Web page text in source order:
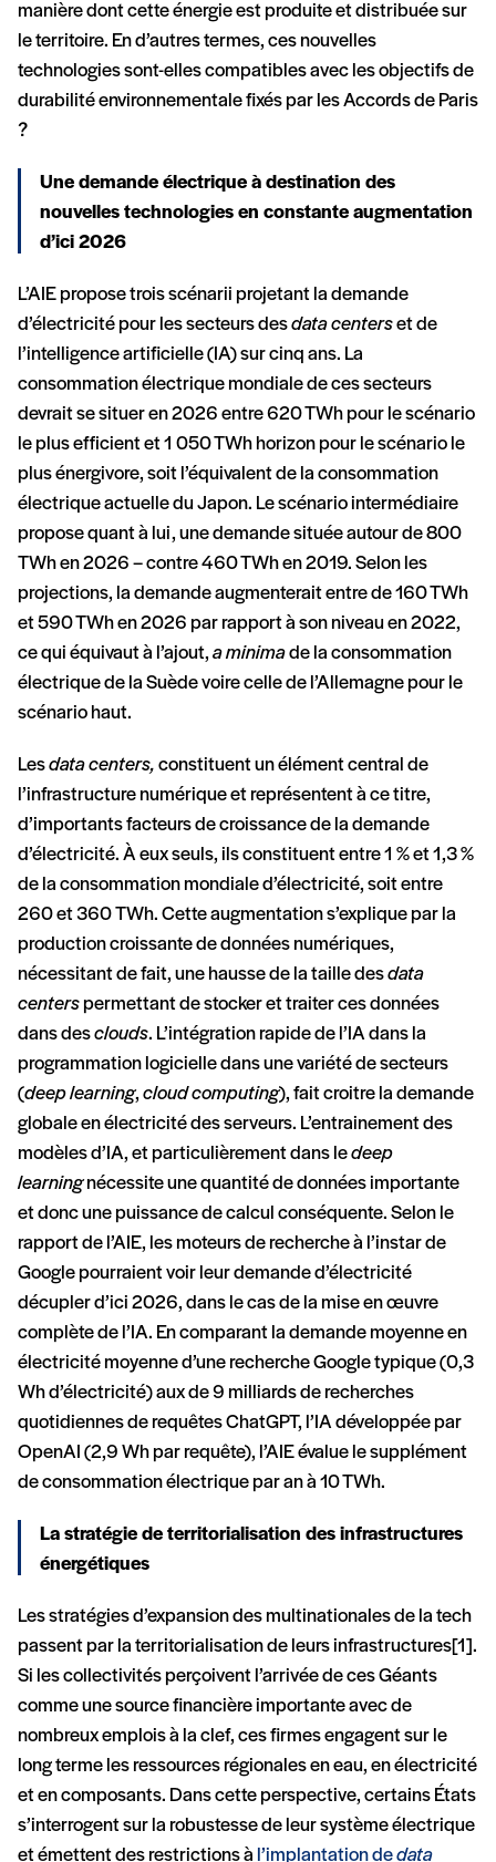
manière dont cette énergie est produite et distribuée sur
le territoire. En d’autres termes, ces nouvelles
technologies sont-elles compatibles avec les objectifs de
durabilité environnementale fixés par les Accords de Paris
?
Une demande électrique à destination des
nouvelles technologies en constante augmentation
d’ici 2026
L’AIE propose trois scénarii projetant la demande
d’électricité pour les secteurs desdata centerset de
l’intelligence artificielle (IA) sur cinq ans. La
consommation électrique mondiale de ces secteurs
devrait se situer en 2026 entre 620 TWh pour le scénario
le plus efficient et 1 050 TWh horizon pour le scénario le
plus énergivore, soit l’équivalent de la consommation
électrique actuelle du Japon. Le scénario intermédiaire
propose quant à lui, une demande située autour de 800
TWh en 2026 – contre 460 TWh en 2019. Selon les
projections, la demande augmenterait entre de 160 TWh
et 590 TWh en 2026 par rapport à son niveau en 2022,
ce qui équivaut à l’ajout, a minimade la consommation
électrique de la Suède voire celle de l’Allemagne pour le
scénario haut.
Lesdata centers, constituent un élément central de
l’infrastructure numérique et représentent à ce titre,
d’importants facteurs de croissance de la demande
d’électricité. À eux seuls, ils constituent entre 1 % et 1,3 %
de la consommation mondiale d’électricité, soit entre
260 et 360 TWh. Cette augmentation s’explique par la
production croissante de données numériques,
nécessitant de fait, une hausse de la taille desdata
centers permettant de stocker et traiter ces données
dans desclouds. L’intégration rapide de l’IA dans la
programmation logicielle dans une variété de secteurs
(deep learning, cloud computing), fait croitre la demande
globale en électricité des serveurs. L’entrainement des
modèles d’IA, et particulièrement dans ledeep
learningnécessite une quantité de données importante
et donc une puissance de calcul conséquente. Selon le
rapport de l’AIE, les moteurs de recherche à l’instar de
Google pourraient voir leur demande d’électricité
décupler d’ici 2026, dans le cas de la mise en œuvre
complète de l’IA. En comparant la demande moyenne en
électricité moyenne d’une recherche Google typique (0,3
Wh d’électricité) aux de 9 milliards de recherches
quotidiennes de requêtes ChatGPT, l’IA développée par
OpenAI (2,9 Wh par requête), l’AIE évalue le supplément
de consommation électrique par an à 10 TWh.
La stratégie de territorialisation des infrastructures
énergétiques
Les stratégies d’expansion des multinationales de la tech
passent par la territorialisation de leurs infrastructures[1].
Si les collectivités perçoivent l’arrivée de ces Géants
comme une source financière importante avec de
nombreux emplois à la clef, ces firmes engagent sur le
long terme les ressources régionales en eau, en électricité
et en composants. Dans cette perspective, certains États
s’interrogent sur la robustesse de leur système électrique
et émettent des restrictions à l’implantation dedata